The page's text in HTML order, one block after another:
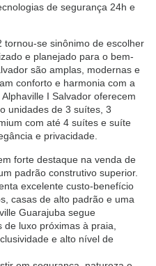
de segurança 24h e
tornou-se sinônimo de escolher
e planejado para o bem-
são amplas, modernas e
conforto e harmonia com a
I Salvador oferecem
unidades de 3 suítes, 3
com até 4 suítes e suíte
e privacidade.
forte destaque na venda de
padrão construtivo superior.
excelente custo-benefício
casas de alto padrão e uma
Guarajuba segue
luxo próximas à praia,
e alto nível de